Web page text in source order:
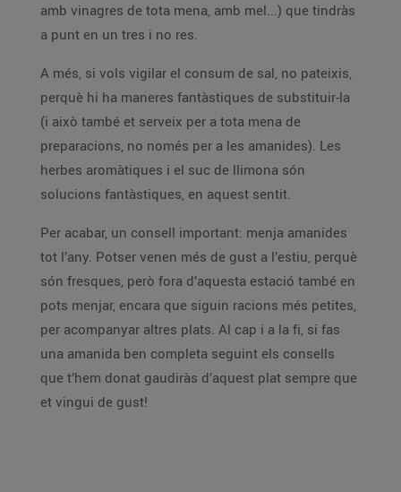
amb vinagres de tota mena, amb mel...) que tindràs
a punt en un tres i no res.
A més, si vols vigilar el consum de sal, no pateixis,
perquè hi ha maneres fantàstiques de substituir-la
(i això també et serveix per a tota mena de
preparacions, no només per a les amanides). Les
herbes aromàtiques i el suc de llimona són
solucions fantàstiques, en aquest sentit.
Per acabar, un consell important: menja amanides
tot l’any. Potser venen més de gust a l’estiu, perquè
són fresques, però fora d’aquesta estació també en
pots menjar, encara que siguin racions més petites,
per acompanyar altres plats. Al cap i a la fi, si fas
una amanida ben completa seguint els consells
que t’hem donat gaudiràs d’aquest plat sempre que
et vingui de gust!